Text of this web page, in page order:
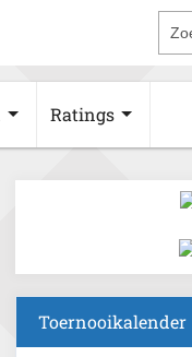
Ratings
Toernooikalender